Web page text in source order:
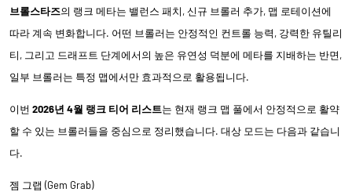
브롤스타즈의 랭크 메타는 밸런스 패치, 신규 브롤러 추가, 맵 로테이션에
따라 계속 변화합니다. 어떤 브롤러는 안정적인 컨트롤 능력, 강력한 유틸리
티, 그리고 드래프트 단계에서의 높은 유연성 덕분에 메타를 지배하는 반면,
일부 브롤러는 특정 맵에서만 효과적으로 활용됩니다.
이번 2026년 4월 랭크 티어 리스트는 현재 랭크 맵 풀에서 안정적으로 활약
할 수 있는 브롤러들을 중심으로 정리했습니다. 대상 모드는 다음과 같습니
다.
젬 그랩 (Gem Grab)